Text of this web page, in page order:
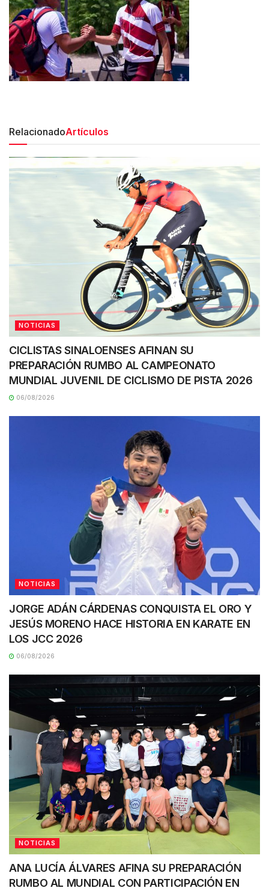
RelacionadoArtículos
NOTICIAS
CICLISTAS SINALOENSES AFINAN SU
PREPARACIÓN RUMBO AL CAMPEONATO
MUNDIAL JUVENIL DE CICLISMO DE PISTA 2026
06/08/2026
NOTICIAS
JORGE ADÁN CÁRDENAS CONQUISTA EL ORO Y
JESÚS MORENO HACE HISTORIA EN KARATE EN
LOS JCC 2026
06/08/2026
NOTICIAS
ANA LUCÍA ÁLVARES AFINA SU PREPARACIÓN
RUMBO AL MUNDIAL CON PARTICIPACIÓN EN